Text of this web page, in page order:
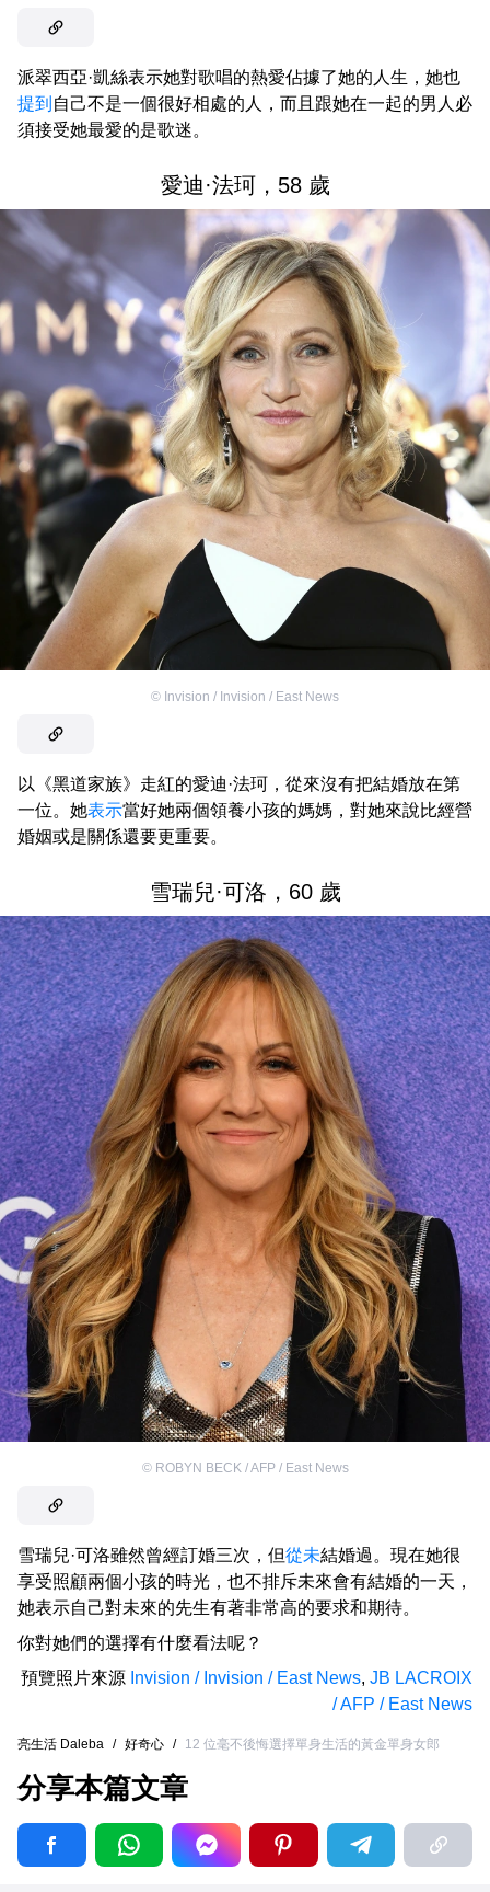
派翠西亞·凱絲表示她對歌唱的熱愛佔據了她的人生，她也
提到 自己不是一個很好相處的人，而且跟她在一起的男人必
須接受她最愛的是歌迷。
愛迪·法珂，58 歲
© Invision / Invision / East News
以《黑道家族》走紅的愛迪·法珂，從來沒有把結婚放在第
一位。她表示當好她兩個領養小孩的媽媽，對她來說比經營
婚姻或是關係還要更重要。
雪瑞兒·可洛，60 歲
© ROBYN BECK / AFP / East News
雪瑞兒·可洛雖然曾經訂婚三次，但從未結婚過。現在她很
享受照顧兩個小孩的時光，也不排斥未來會有結婚的一天，
她表示自己對未來的先生有著非常高的要求和期待。
你對她們的選擇有什麼看法呢？
預覽照片來源 Invision / Invision / East News, JB LACROIX
/ AFP / East News
亮生活 Daleba / 好奇心 / 12 位毫不後悔選擇單身生活的黃金單身女郎
分享本篇文章